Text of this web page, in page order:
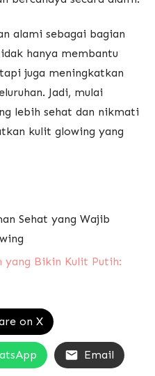
alami sebagai bagian
hanya membantu
juga meningkatkan
Jadi, mulai
lebih sehat dan nikmati
kulit glowing yang
Sehat yang Wajib
yang Bikin Kulit Putih:
on X
Email